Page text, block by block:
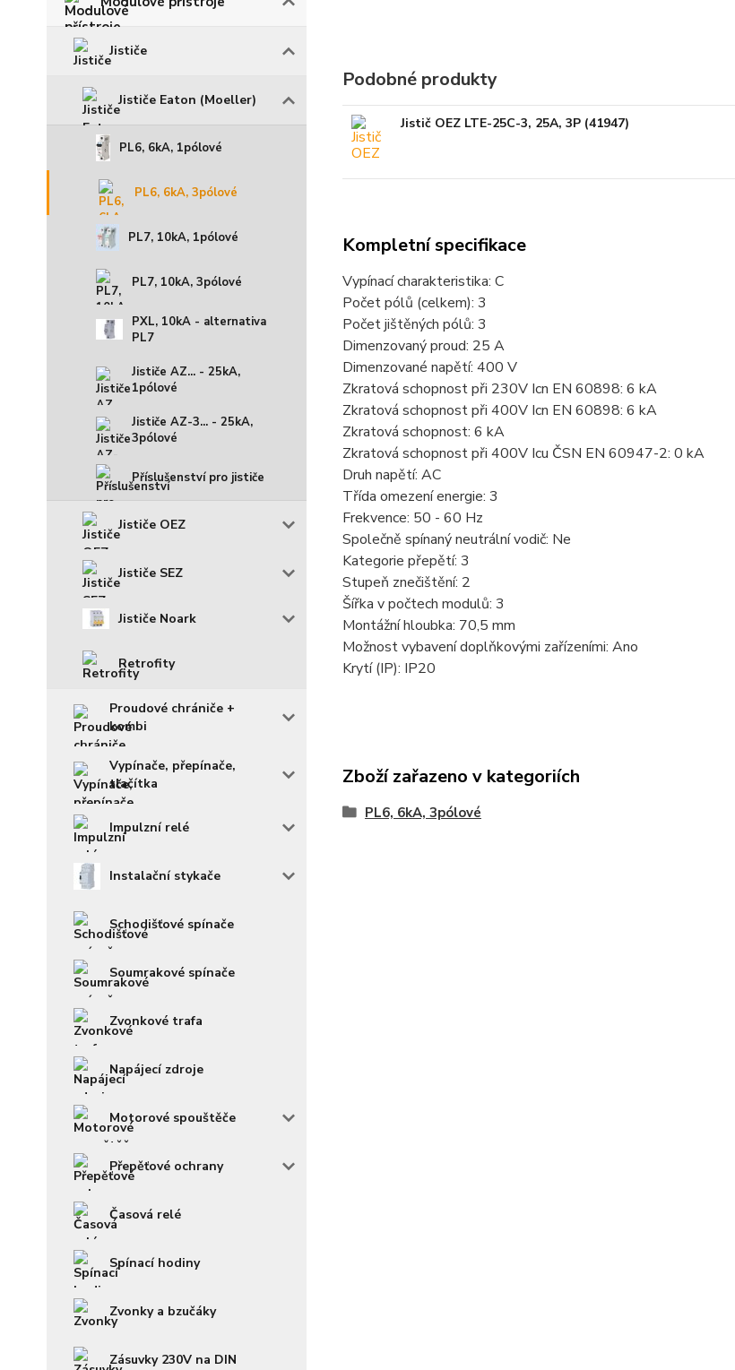
Jističe
Jističe Eaton (Moeller)
PL6, 6kA, 1pólové
PL6, 6kA, 3pólové
PL7, 10kA, 1pólové
PL7, 10kA, 3pólové
PXL, 10kA - alternativa
PL7
Jističe AZ... - 25kA,
1pólové
Jističe AZ-3... - 25kA,
3pólové
Příslušenství pro jističe
Jističe OEZ
Jističe SEZ
Jističe Noark
Retrofity
Proudové chrániče +
kombi
Vypínače, přepínače,
tlačítka
Impulzní relé
Instalační stykače
Schodišťové spínače
Soumrakové spínače
Zvonkové trafa
Napájecí zdroje
Motorové spouštěče
Přepěťové ochrany
Časová relé
Spínací hodiny
Zvonky a bzučáky
Zásuvky 230V na DIN
Podobné produkty
Jistič OEZ LTE-25C-3, 25A, 3P (41947)
Kompletní specifikace
Vypínací charakteristika: C
Počet pólů (celkem): 3
Počet jištěných pólů: 3
Dimenzovaný proud: 25 A
Dimenzované napětí: 400 V
Zkratová schopnost při 230V Icn EN 60898: 6 kA
Zkratová schopnost při 400V Icn EN 60898: 6 kA
Zkratová schopnost: 6 kA
Zkratová schopnost při 400V Icu ČSN EN 60947-2: 0 kA
Druh napětí: AC
Třída omezení energie: 3
Frekvence: 50 - 60 Hz
Společně spínaný neutrální vodič: Ne
Kategorie přepětí: 3
Stupeň znečištění: 2
Šířka v počtech modulů: 3
Montážní hloubka: 70,5 mm
Možnost vybavení doplňkovými zařízeními: Ano
Krytí (IP): IP20
Zboží zařazeno v kategoriích
PL6, 6kA, 3pólové